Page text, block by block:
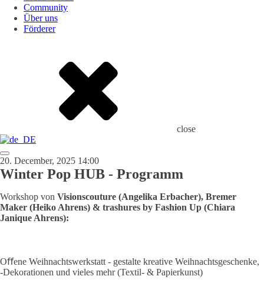
Community
Über uns
Förderer
close
20. December, 2025 14:00
Winter Pop HUB - Programm
Workshop von Visionscouture (Angelika Erbacher), Bremer
Maker (Heiko Ahrens) & trashures by Fashion Up (Chiara
Janique Ahrens):
Oﬀene Weihnachtswerkstatt - gestalte kreative Weihnachtsgeschenke,
-Dekorationen und vieles mehr (Textil- & Papierkunst)